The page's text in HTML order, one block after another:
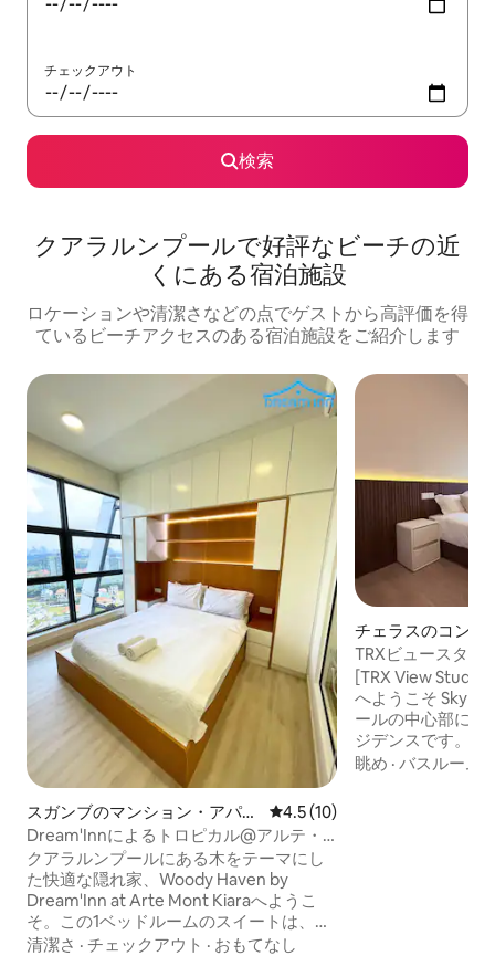
チェックアウト
検索
クアラルンプールで好評なビーチの近
くにある宿泊施設
ロケーションや清潔さなどの点でゲストから高評価を得
ているビーチアクセスのある宿泊施設をご紹介します
スガンブのマンション・アパー
ト
レビュー10件、5つ星中4.5つ
4.5 (10)
Dream'Innによるトロピカル@アルテ・
モント・キアラ
クアラルンプールにある木をテーマにし
た快適な隠れ家、Woody Haven by
Dream'Inn at Arte Mont Kiaraへようこ
そ。この1ベッドルームのスイートは、ア
ースカラー、天然木の仕上げ、柔らかな
清潔さ · チェックアウト · おもてなし
チェラスのコンド
TRXビュースタジ
ルンプールのスカ
ドルーム
[TRX View Studio
へようこそ Skyline KLは、クアラルンプ
ールの中心部に位
ジデンスです。 駅（LRTプドゥ駅）と直
接つながっていま
眺め ·バスルーム